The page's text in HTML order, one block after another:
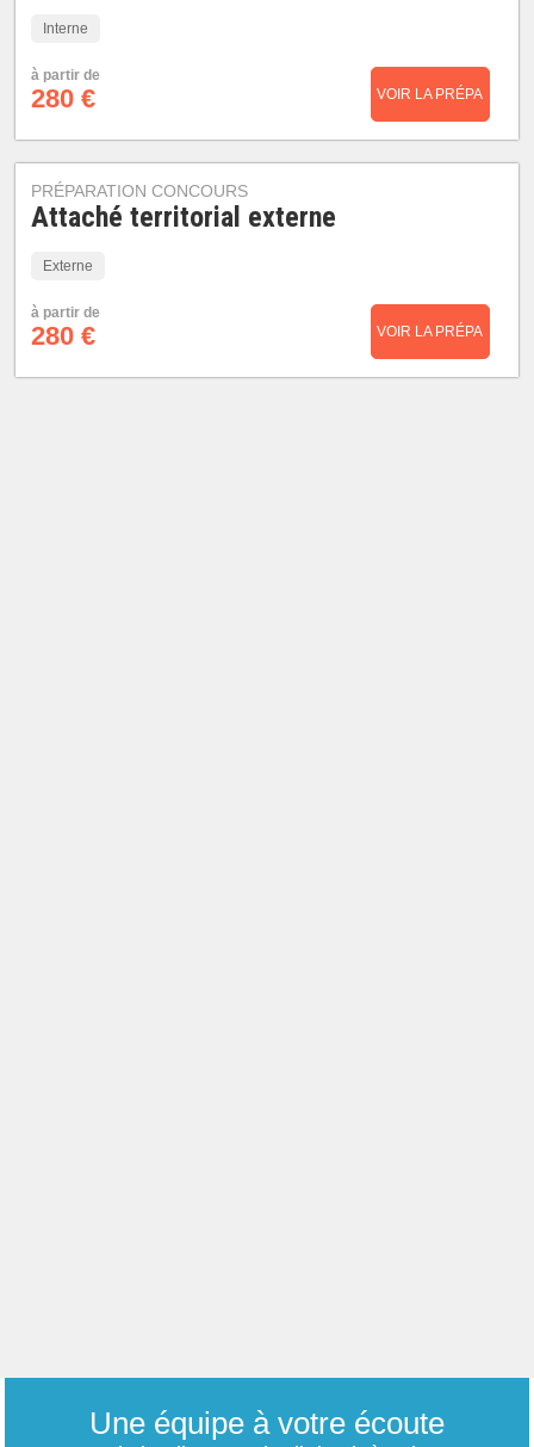
Interne
à partir de
280 € VOIR LA PRÉPA
PRÉPARATION CONCOURS
Attaché territorial externe
Externe
à partir de
280 € VOIR LA PRÉPA
Une équipe à votre écoute